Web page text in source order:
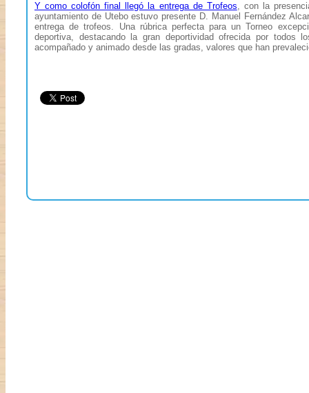
Y como colofón final llegó la entrega de Trofeos, con la
ayuntamiento de Utebo estuvo presente D. Manuel Fernández
entrega de trofeos. Una rúbrica perfecta para un Torneo
deportiva, destacando la gran deportividad ofrecida por
acompañado y animado desde las gradas, valores que han